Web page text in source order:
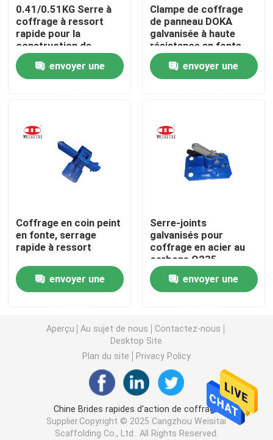
Contactez-nous
Nouvelles
Pièces d'échafaudage de cadre
Pièces d'échafaudage de Cuplock
Échafaudage Jack Base
Pièces en acier d'appui vertical d'échafaudage
Lien Rod System de coffrage
Lien Rod Nut
0.41/0.51KG Serre à
coffrage à ressort
rapide pour la
construction de
modèles
envoyer une
Clampe de coffrage
de panneau DOKA
galvanisée à haute
résistance en fonte
envoyer une
Coffrage en coin peint
en fonte, serrage
rapide à ressort
envoyer une
Serre-joints
galvanisés pour
coffrage en acier au
carbone Q235
envoyer une
Aperçu Au sujet de nous
Contactez-nous
Desktop Site
Plan du site
Privacy Policy
Chine Brides rapides d'action de coffrage
Supplier.Copyright © 2025 Cangzhou Weisitai
Scaffolding Co., Ltd.. All Rights Reserved.